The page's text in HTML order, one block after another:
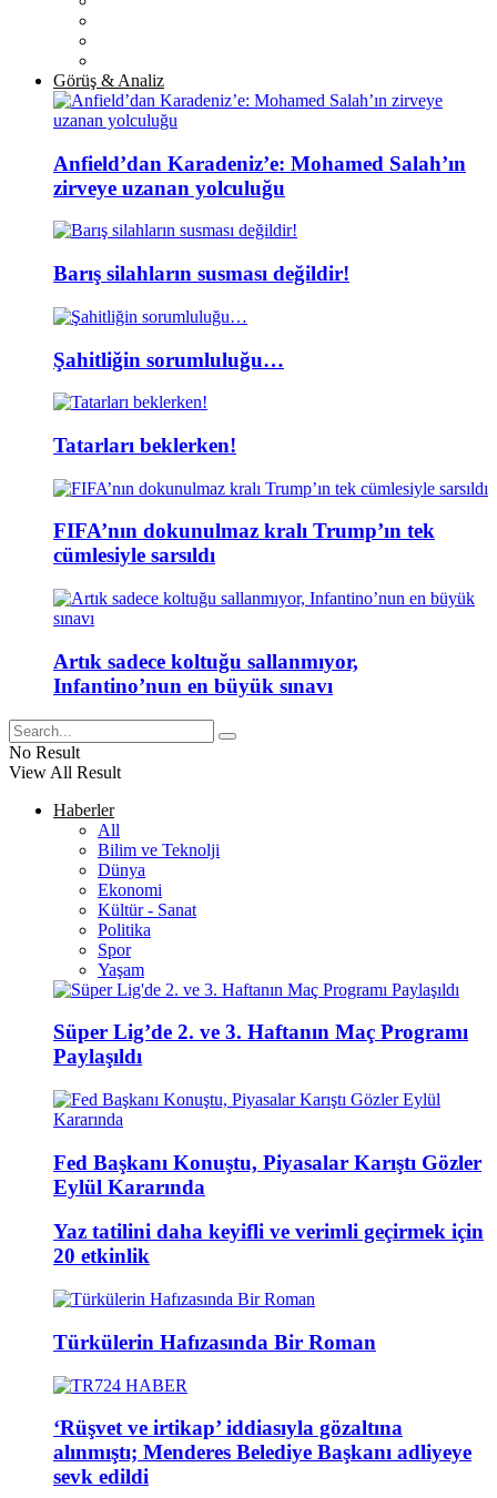
Görüş & Analiz
Anfield’dan Karadeniz’e: Mohamed Salah’ın
zirveye uzanan yolculuğu
Barış silahların susması değildir!
Şahitliğin sorumluluğu…
Tatarları beklerken!
FIFA’nın dokunulmaz kralı Trump’ın tek
cümlesiyle sarsıldı
Artık sadece koltuğu sallanmıyor,
Infantino’nun en büyük sınavı
No Result
View All Result
Haberler
All
Bilim ve Teknolji
Dünya
Ekonomi
Kültür - Sanat
Politika
Spor
Yaşam
Süper Lig’de 2. ve 3. Haftanın Maç Programı
Paylaşıldı
Fed Başkanı Konuştu, Piyasalar Karıştı Gözler
Eylül Kararında
Yaz tatilini daha keyifli ve verimli geçirmek için
20 etkinlik
Türkülerin Hafızasında Bir Roman
‘Rüşvet ve irtikap’ iddiasıyla gözaltına
alınmıştı; Menderes Belediye Başkanı adliyeye
sevk edildi